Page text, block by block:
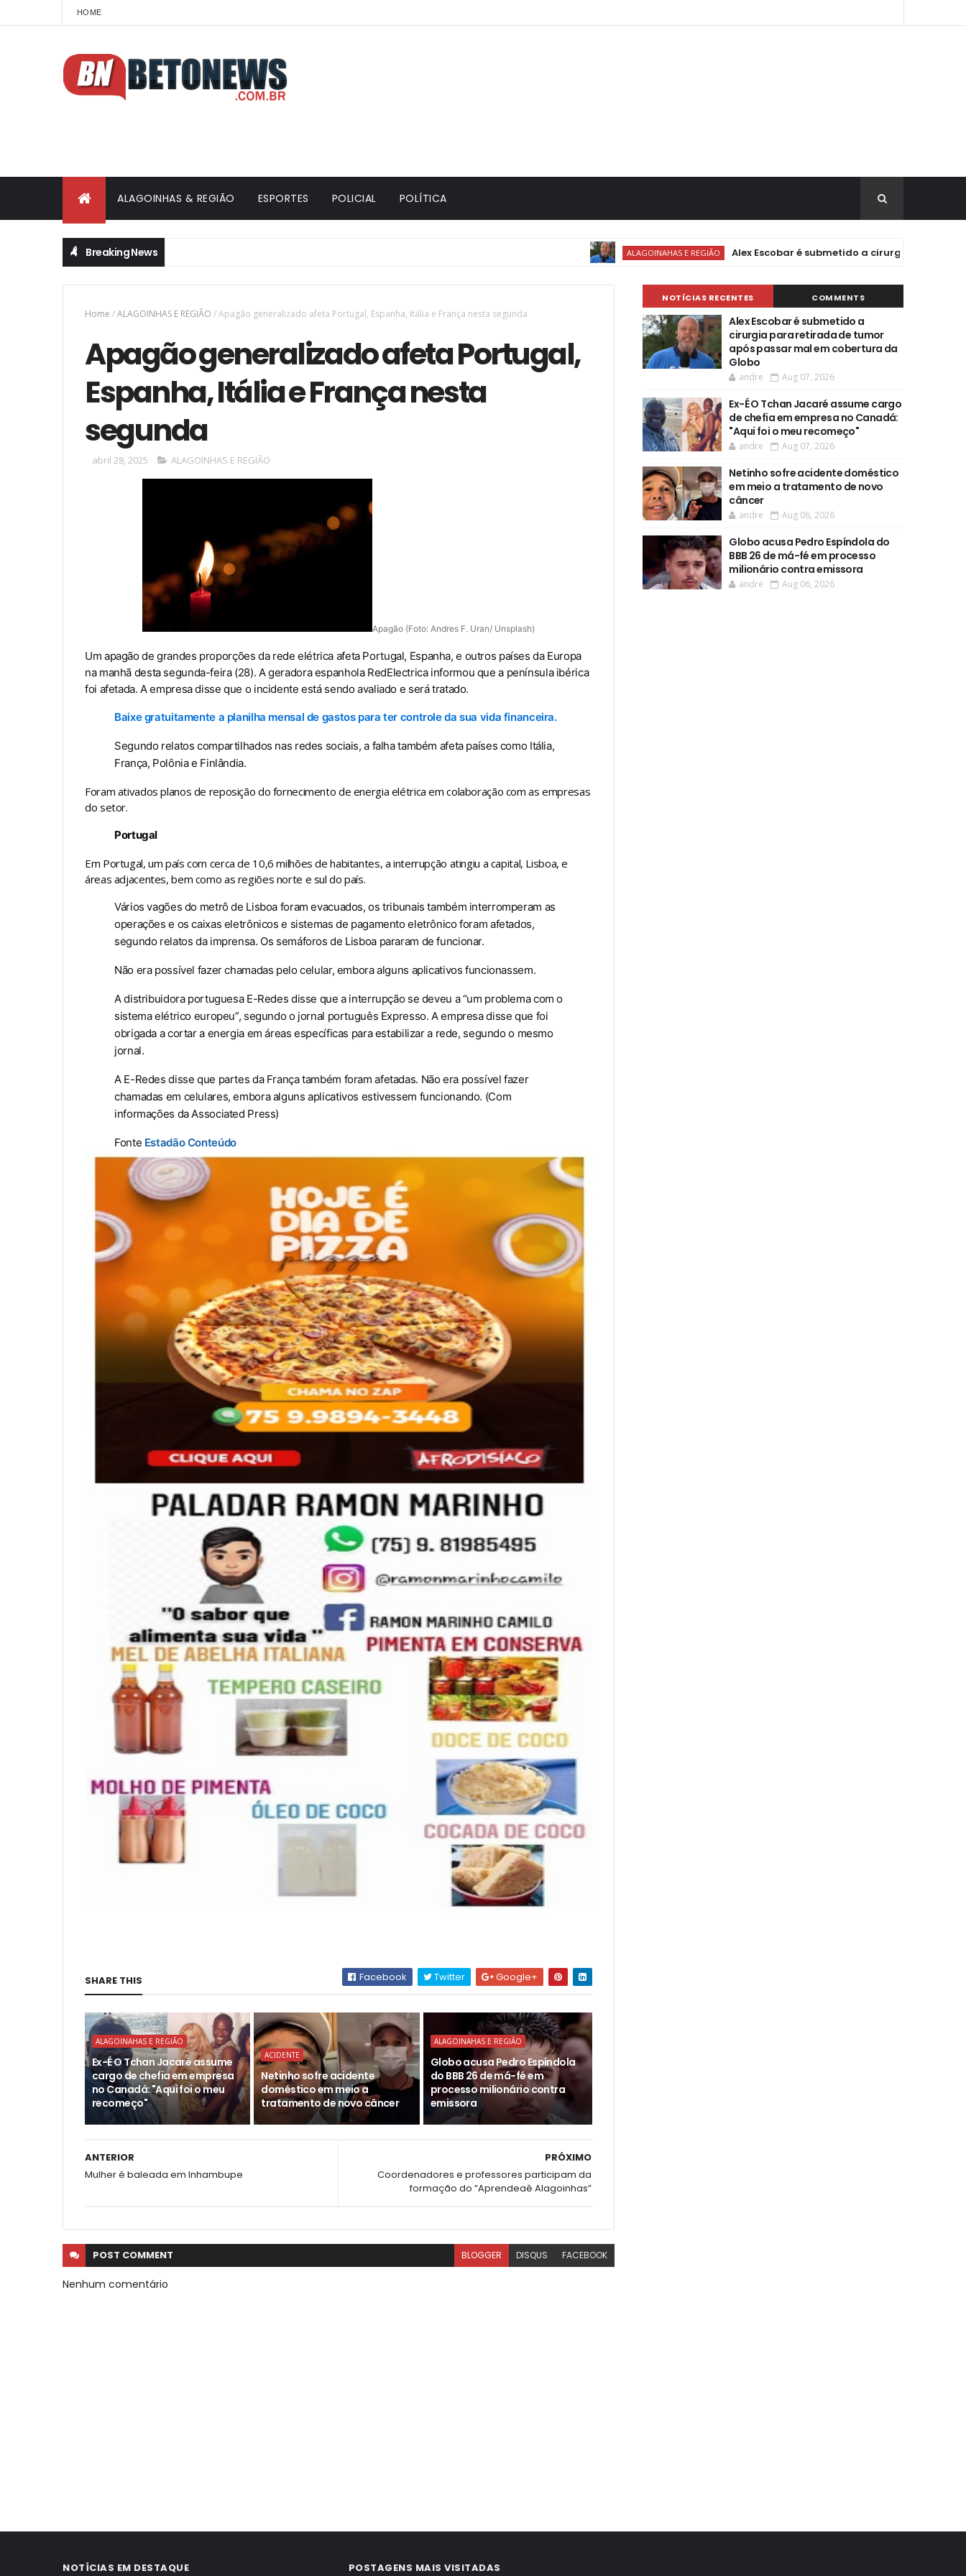
HOME
ALAGOINHAS & REGIÃO ESPORTES POLICIAL POLÍTICA
Breaking News ALAGOINAHAS E REGIÃO Alex Escobar é submetido a cirurgia para retirada de
Home /ALAGOINHAS E REGIÃO /Apagão generalizado afeta Portugal, Espanha, Itália e França nesta segunda
Apagão generalizado afeta Portugal,
Espanha, Itália e França nesta
segunda
abril 28, 2025 ALAGOINHAS E REGIÃO
Apagão (Foto: Andres F. Uran/ Unsplash)
Um apagão de grandes proporções da rede elétrica afeta Portugal, Espanha, e outros países da Europa
na manhã desta segunda-feira (28). A geradora espanhola RedElectrica informou que a península ibérica
foi afetada. A empresa disse que o incidente está sendo avaliado e será tratado.
Baixe gratuitamente a planilha mensal de gastos para ter controle da sua vida financeira.
Segundo relatos compartilhados nas redes sociais, a falha também afeta países como Itália,
França, Polônia e Finlândia.
Foram ativados planos de reposição do fornecimento de energia elétrica em colaboração com as empresas
do setor.
Portugal
Em Portugal, um país com cerca de 10,6 milhões de habitantes, a interrupção atingiu a capital, Lisboa, e
áreas adjacentes, bem como as regiões norte e sul do país.
Vários vagões do metrô de Lisboa foram evacuados, os tribunais também interromperam as
operações e os caixas eletrônicos e sistemas de pagamento eletrônico foram afetados,
segundo relatos da imprensa. Os semáforos de Lisboa pararam de funcionar.
Não era possível fazer chamadas pelo celular, embora alguns aplicativos funcionassem.
A distribuidora portuguesa E-Redes disse que a interrupção se deveu a “um problema com o
sistema elétrico europeu”, segundo o jornal português Expresso. A empresa disse que foi
obrigada a cortar a energia em áreas específicas para estabilizar a rede, segundo o mesmo
jornal.
A E-Redes disse que partes da França também foram afetadas. Não era possível fazer
chamadas em celulares, embora alguns aplicativos estivessem funcionando. (Com
informações da Associated Press)
Fonte Estadão Conteúdo
SHARE THIS Facebook Twitter Google+
ALAGOINAHAS E REGIÃO
Ex-É O Tchan Jacaré assume
cargo de chefia em empresa
no Canadá: "Aqui foi o meu
recomeço"
ACIDENTE
Netinho sofre acidente
doméstico em meio a
tratamento de novo câncer
ALAGOINAHAS E REGIÃO
Globo acusa Pedro Espíndola
do BBB 26 de má-fé em
processo milionário contra
emissora
PRÓXIMO
Coordenadores e professores participam da
formação do “Aprendeaê Alagoinhas”
ANTERIOR
Mulher é baleada em Inhambupe
POST COMMENT BLOGGER DISQUS FACEBOOK
Nenhum comentário
NOTÍCIAS RECENTES COMMENTS
Alex Escobar é submetido a
cirurgia para retirada de tumor
após passar mal em cobertura da
Globo
andre Aug 07, 2026
Ex-É O Tchan Jacaré assume cargo
de chefia em empresa no Canadá:
"Aqui foi o meu recomeço"
andre Aug 07, 2026
Netinho sofre acidente doméstico
em meio a tratamento de novo
câncer
andre Aug 06, 2026
Globo acusa Pedro Espíndola do
BBB 26 de má-fé em processo
milionário contra emissora
andre Aug 06, 2026
NOTÍCIAS EM DESTAQUE POSTAGENS MAIS VISITADAS